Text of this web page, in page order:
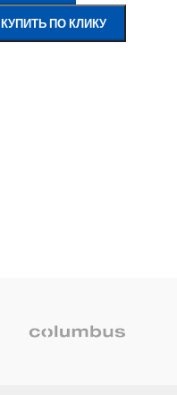
КУПИТЬ ПО КЛИКУ